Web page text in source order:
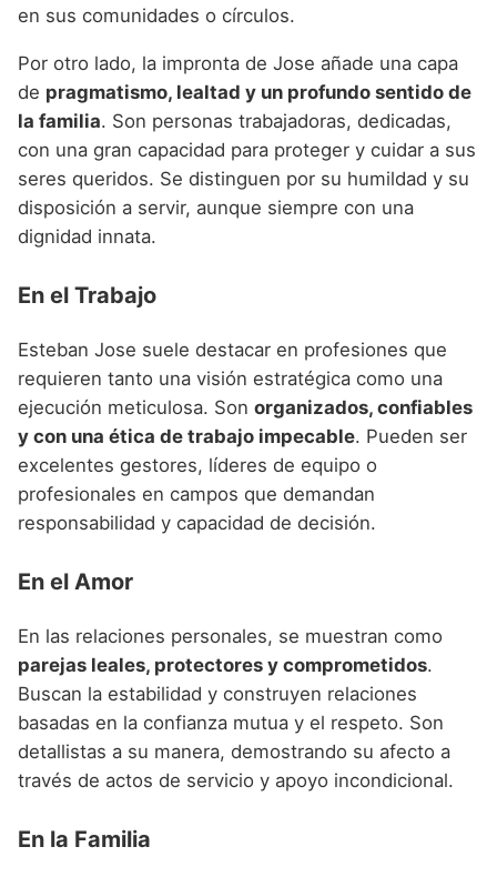
en sus comunidades o círculos.
Por otro lado, la impronta de Jose añade una capa
de pragmatismo, lealtad y un profundo sentido de
la familia. Son personas trabajadoras, dedicadas,
con una gran capacidad para proteger y cuidar a sus
seres queridos. Se distinguen por su humildad y su
disposición a servir, aunque siempre con una
dignidad innata.
En el Trabajo
Esteban Jose suele destacar en profesiones que
requieren tanto una visión estratégica como una
ejecución meticulosa. Son organizados, confiables
y con una ética de trabajo impecable. Pueden ser
excelentes gestores, líderes de equipo o
profesionales en campos que demandan
responsabilidad y capacidad de decisión.
En el Amor
En las relaciones personales, se muestran como
parejas leales, protectores y comprometidos.
Buscan la estabilidad y construyen relaciones
basadas en la confianza mutua y el respeto. Son
detallistas a su manera, demostrando su afecto a
través de actos de servicio y apoyo incondicional.
En la Familia